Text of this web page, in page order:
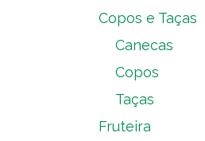
Copos e Taças
Canecas
Copos
Taças
Fruteira